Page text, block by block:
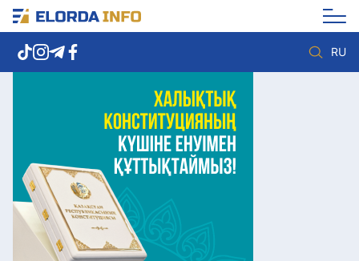
RU
Елорда жаңалықтары
Көзқарас
Саясат
Видео
Әлеумет
Экономика
Спорт
Мәдениет